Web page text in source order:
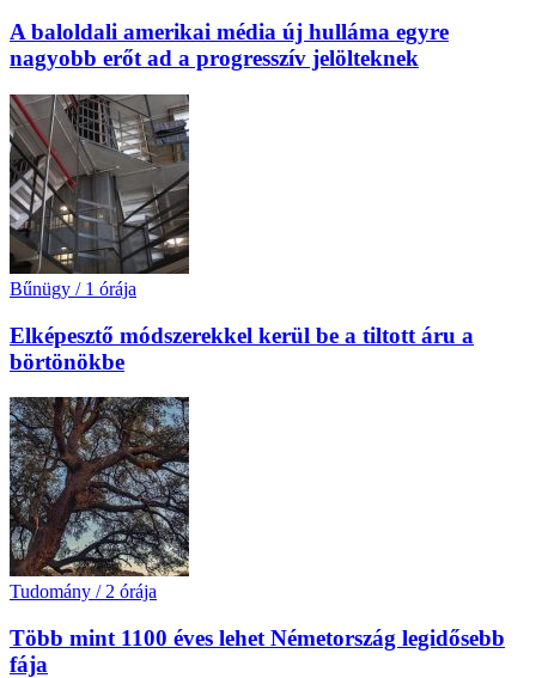
A baloldali amerikai média új hulláma egyre
nagyobb erőt ad a progresszív jelölteknek
Bűnügy / 1 órája
Elképesztő módszerekkel kerül be a tiltott áru a
börtönökbe
Tudomány / 2 órája
Több mint 1100 éves lehet Németország legidősebb
fája